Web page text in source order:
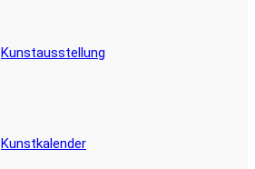
Kunstausstellung
Kunstkalender